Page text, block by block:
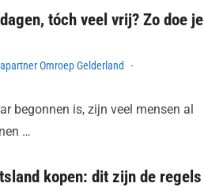
tóch veel vrij? Zo doe je
Omroep Gelderland
begonnen is, zijn veel mensen al
…
kopen: dit zijn de regels